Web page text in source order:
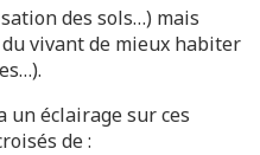
des sols…) mais
vivant de mieux habiter
un éclairage sur ces
de :